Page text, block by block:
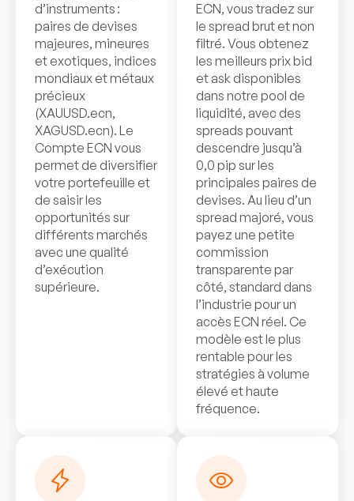
d’instruments :
paires de devises
majeures, mineures
et exotiques, indices
mondiaux et métaux
précieux
(XAUUSD.ecn,
XAGUSD.ecn). Le
Compte ECN vous
permet de diversifier
votre portefeuille et
de saisir les
opportunités sur
différents marchés
avec une qualité
d’exécution
supérieure.
ECN, vous tradez sur
le spread brut et non
filtré. Vous obtenez
les meilleurs prix bid
et ask disponibles
dans notre pool de
liquidité, avec des
spreads pouvant
descendre jusqu’à
0,0 pip sur les
principales paires de
devises. Au lieu d’un
spread majoré, vous
payez une petite
commission
transparente par
côté, standard dans
l’industrie pour un
accès ECN réel. Ce
modèle est le plus
rentable pour les
stratégies à volume
élevé et haute
fréquence.